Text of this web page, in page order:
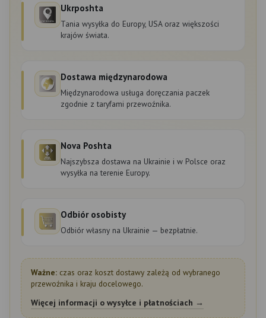
Ukrposhta
Tania wysyłka do Europy, USA oraz większości
krajów świata.
Dostawa międzynarodowa
Międzynarodowa usługa doręczania paczek
zgodnie z taryfami przewoźnika.
Nova Poshta
Najszybsza dostawa na Ukrainie i w Polsce oraz
wysyłka na terenie Europy.
Odbiór osobisty
Odbiór własny na Ukrainie — bezpłatnie.
Ważne: czas oraz koszt dostawy zależą od wybranego
przewoźnika i kraju docelowego.
Więcej informacji o wysyłce i płatnościach →